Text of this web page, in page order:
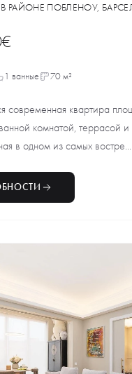
РАЙОНЕ ПОБЛЕНОУ,
1 ванные 70 м²
современная квартира
комнатой, террасой и
в одном из самых востре...